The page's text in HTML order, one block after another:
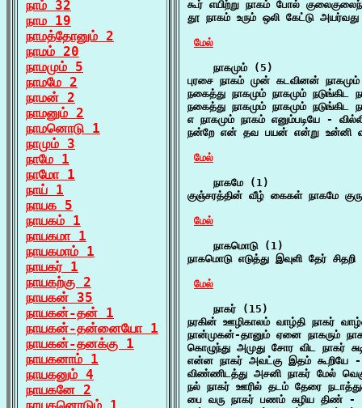
நாம் 32
நாம 19
நாமத்தோனும் 2
நாமம் 20
நாமமும் 5
நாமமே 2
நாமன் 2
நாமனும் 2
நாமனொடு 1
நாமும் 3
நாமே 1
நாமோ 1
நாய் 1
நாயக 5
நாயகம் 1
நாயகமா 1
நாயகமாம் 1
நாயகர் 1
நாயகற்கு 2
நாயகன் 35
நாயகன்-தன் 1
நாயகன்-தன்னையோ 1
நாயகன்-தனக்கு 1
நாயகனாம் 1
நாயகனும் 4
நாயகனே 2
கூர் எயிற்று நாகம் போல்
தூ நாகம் உரும் ஒலி கேட்டு
மேல்
    நாகமும் (5)
புரசை நாகம் முன் கடவினன்
நகைத்து நாகமும் நாகமும் நடுங்கிட
நகைத்து நாகமும் நாகமும் நடுங்கிட
எ நாகமும் நாகம் எனும்படியே -
நன்றே என் தவ பயன் என்று உன்னி
மேல்
    நாகமே (1)
குஞ்சரத்தின் வீழ் கைகள் நாகமே
மேல்
    நாகமொடு (1)
நாகமொடு எடுத்து இவுளி தேர்
மேல்
    நாகர் (15)
நரகின் ஊழிகாலம் வாழ்தி நாகர்
நான்முகன்-தானும் ஏனை நாகரும்
கொழுந்து அமுது சோர விட நாகர்
என்ன நாகர் அவட்கு இதம் கூறியே -
விண்ணிடத்து அசனி நாகர் மேல்
நல் நாகர் ஊரில் தடம் தேரை
பை வரு நாகர் பணம் சுழிய திண் -